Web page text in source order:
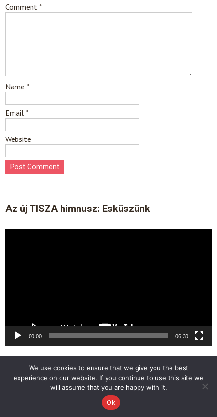
Comment*
Name*
Email*
Website
Az új TISZA himnusz: Esküszünk
00:00 06:30
40 év munkaviszony után a férfiak is
vonulhassanak nyugdíjba
We use cookies to ensure that we give you the best
experience on our website. If you continue to use this site we
will assume that you are happy with it.
Ok